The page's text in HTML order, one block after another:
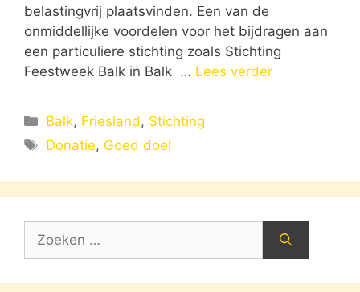
belastingvrij plaatsvinden. Een van de
onmiddellijke voordelen voor het bijdragen aan
een particuliere stichting zoals Stichting
Feestweek Balk in Balk … Lees verder
Categorieën
Balk, Friesland , Stichting
Tags
Donatie, Goed doel
naar: